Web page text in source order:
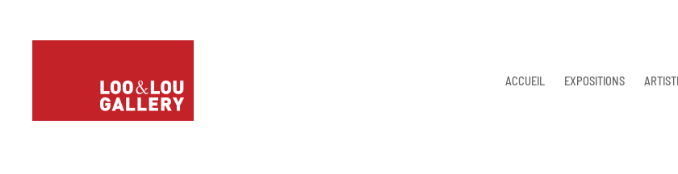
ACCUEIL EXPOSITIONS